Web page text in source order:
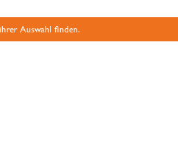
Auswahl finden.